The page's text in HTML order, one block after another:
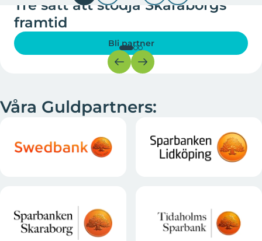
Tre sätt att stödja Skaraborgs
framtid
Bli partner
Våra Guldpartners: